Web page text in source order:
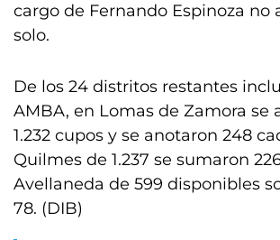
cargo de Fernando Espinoza no
solo.
De los 24 distritos restantes
AMBA, en Lomas de Zamora se
1.232 cupos y se anotaron 248
Quilmes de 1.237 se sumaron
Avellaneda de 599 disponibles
78. (DIB)